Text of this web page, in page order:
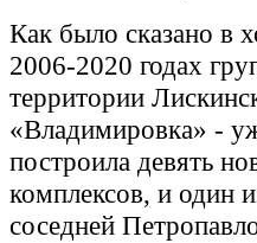
Как было сказано в
2006-2020 годах
территории
«Владимировка» -
построила девять
комплексов, и один
соседней